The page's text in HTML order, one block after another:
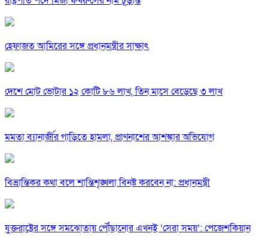
হেফাজত আমিরের সঙ্গে প্রধানমন্ত্রীর সাক্ষাৎ
দেশে মোট ভোটার ১২ কোটি ৮৬ লাখ, তিন মাসে বেড়েছে ৩ লাখ
মমতা ব্যানার্জীর গাড়িতে হামলা, প্রাণনাশের আশঙ্কার অভিযোগ
বিভ্রান্তিকর কথা বলে শান্তিশৃঙ্খলা বিনষ্ট করবেন না: প্রধানমন্ত্রী
যুক্তরাষ্ট্রের সঙ্গে সমঝোতায় পৌঁছানোর এখনই ‘সেরা সময়’: পেজেশকিয়ান